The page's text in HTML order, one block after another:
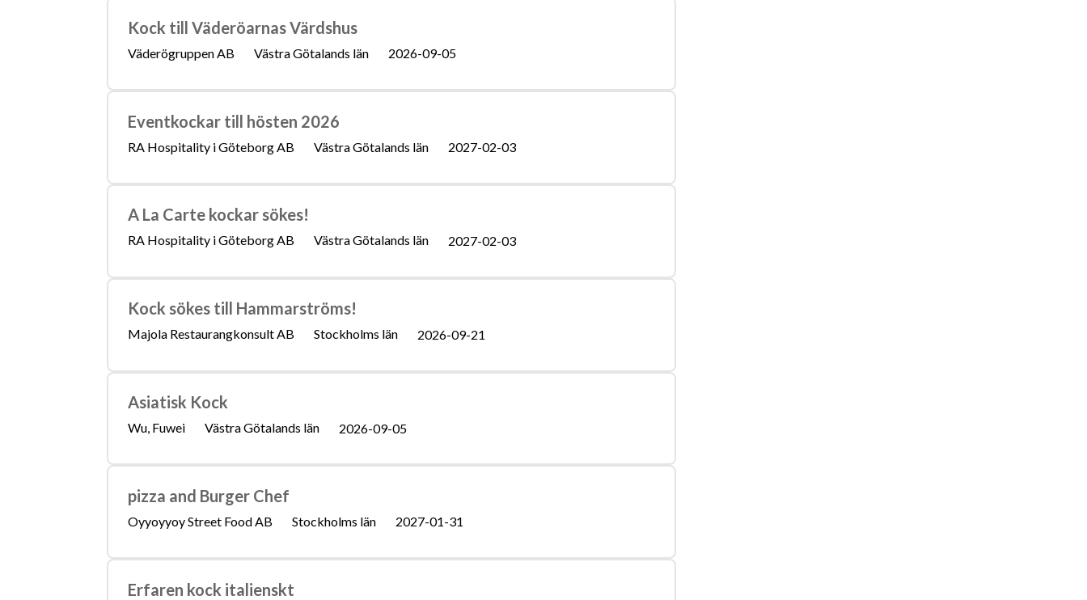
Kock till Väderöarnas Värdshus
Väderögruppen AB Västra Götalands län 2026-09-05
Eventkockar till hösten 2026
RA Hospitality i Göteborg AB Västra Götalands län 2027-02-03
A La Carte kockar sökes!
RA Hospitality i Göteborg AB Västra Götalands län 2027-02-03
Kock sökes till Hammarströms!
Majola Restaurangkonsult AB Stockholms län 2026-09-21
Asiatisk Kock
Wu, Fuwei Västra Götalands län 2026-09-05
pizza and Burger Chef
Oyyoyyoy Street Food AB Stockholms län 2027-01-31
Erfaren kock italienskt